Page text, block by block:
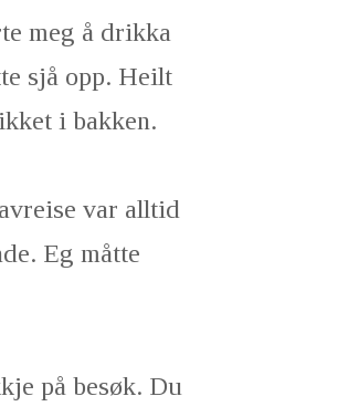
meg å drikka
sjå opp. Heilt
i bakken.
var alltid
Eg måtte
på besøk. Du